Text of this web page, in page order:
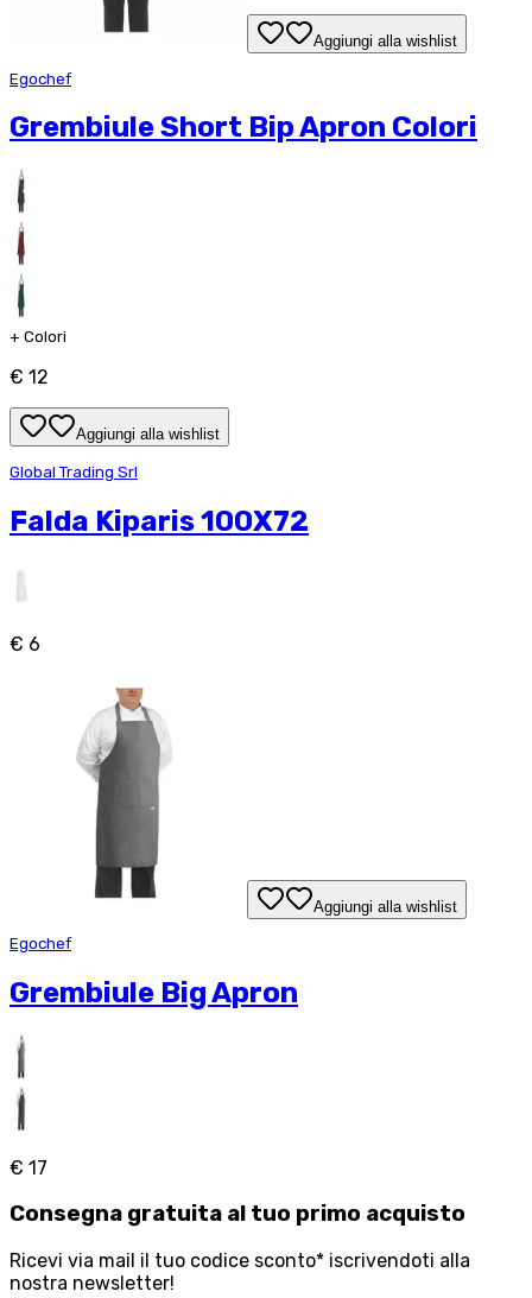
Aggiungi alla wishlist
Egochef
Grembiule Short Bip Apron Colori
+ Colori
€ 12
Aggiungi alla wishlist
Global Trading Srl
Falda Kiparis 100X72
€ 6
Aggiungi alla wishlist
Egochef
Grembiule Big Apron
€ 17
Consegna gratuita al tuo primo acquisto
Ricevi via mail il tuo codice sconto* iscrivendoti alla
nostra newsletter!